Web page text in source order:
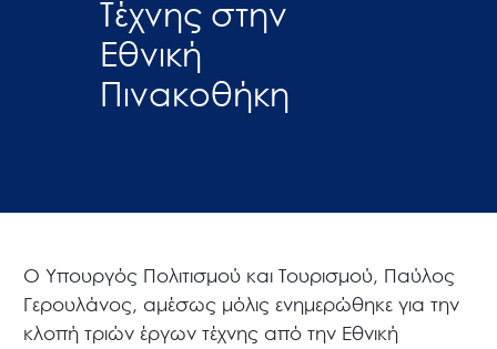
Τέχνης στην
Εθνική
Πινακοθήκη
Ο Υπουργός Πολιτισμού και Τουρισμού, Παύλος
Γερουλάνος, αμέσως μόλις ενημερώθηκε για την
κλοπή τριών έργων τέχνης από την Εθνική